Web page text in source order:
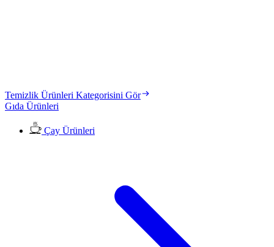
Temizlik Ürünleri Kategorisini Gör
Gıda Ürünleri
Çay Ürünleri